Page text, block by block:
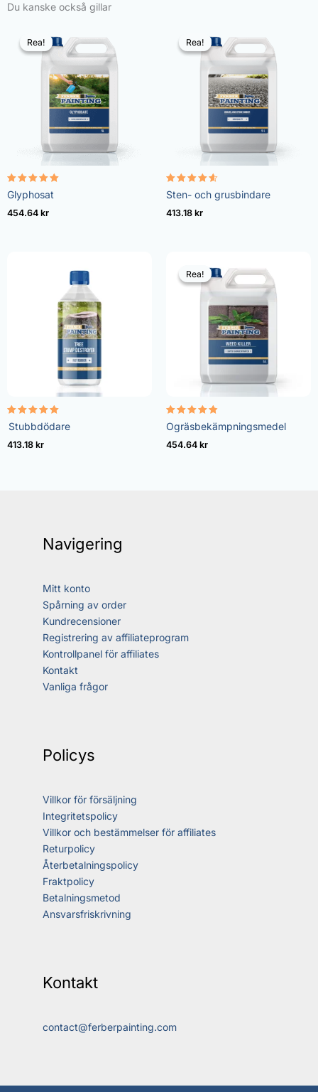
Du kanske också gillar
Rea!
Rea!
Betygsatt
4.96
av 5
Glyphosat
454.64 kr
Rea!
Rea!
Betygsatt
4.57
av 5
Sten- och grusbindare
413.18 kr
Betygsatt
5.00
av 5
Stubbdödare
413.18 kr
Rea!
Rea!
Betygsatt
4.73
av 5
Ogräsbekämpningsmedel
454.64 kr
Navigering
Mitt konto
Spårning av order
Kundrecensioner
Registrering av affiliateprogram
Kontrollpanel för affiliates
Kontakt
Vanliga frågor
Policys
Villkor för försäljning
Integritetspolicy
Villkor och bestämmelser för affiliates
Returpolicy
Återbetalningspolicy
Fraktpolicy
Betalningsmetod
Ansvarsfriskrivning
Kontakt
contact@ferberpainting.com